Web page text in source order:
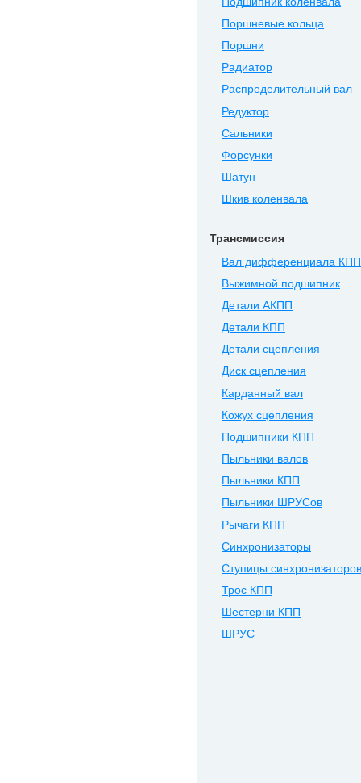
Поршневые кольца
Поршни
Радиатор
Распределительный вал
Редуктор
Сальники
Форсунки
Шатун
Шкив коленвала
Трансмиссия
Вал дифференциала КПП
Выжимной подшипник
Детали АКПП
Детали КПП
Детали сцепления
Диск сцепления
Карданный вал
Кожух сцепления
Подшипники КПП
Пыльники валов
Пыльники КПП
Пыльники ШРУСов
Рычаги КПП
Синхронизаторы
Ступицы синхронизаторов
Трос КПП
Шестерни КПП
ШРУС